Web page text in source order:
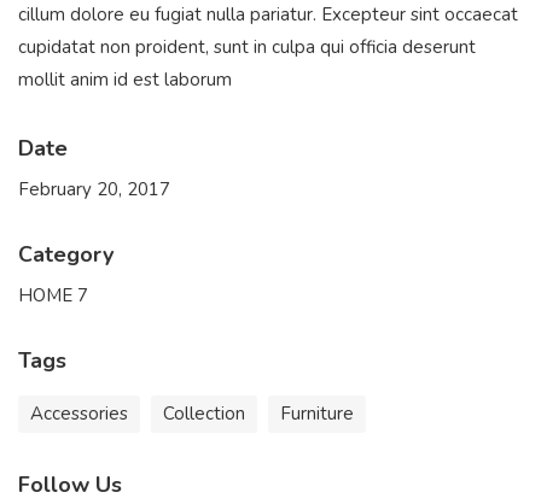
cillum dolore eu fugiat nulla pariatur. Excepteur sint occaecat
cupidatat non proident, sunt in culpa qui officia deserunt
mollit anim id est laborum
Date
February 20, 2017
Category
HOME 7
Tags
Accessories Collection Furniture
Follow Us